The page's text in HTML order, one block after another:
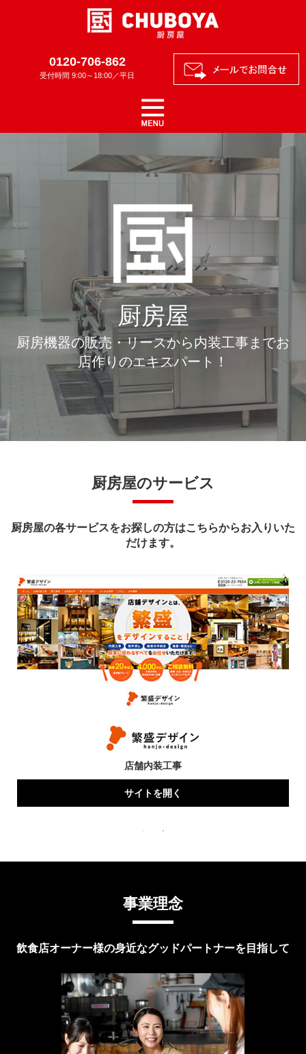
0120-706-862
受付時間 9:00～18:00／平日
厨房屋
厨房機器の販売・リースから内装工事までお
店作りのエキスパート！
厨房屋のサービス
厨房屋の各サービスをお探しの方はこちらからお入りいた
だけます。
店舗内装工事
サイトを開く
事業理念
飲食店オーナー様の身近なグッドパートナーを目指して